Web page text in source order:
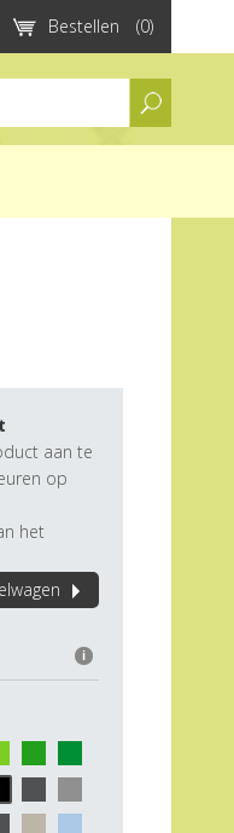
Bestellen (0)
aan te
op
het
i